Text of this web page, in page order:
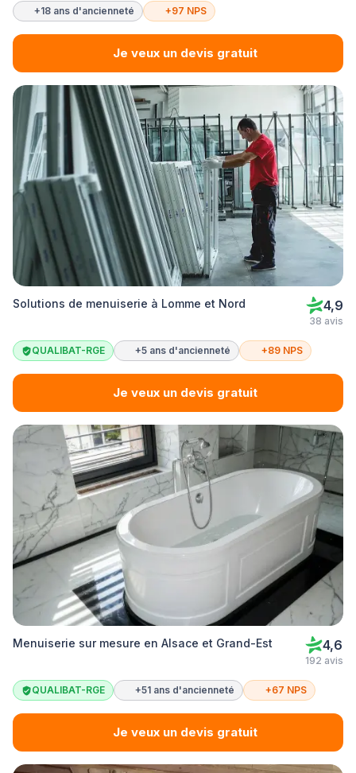
+18 ans d'ancienneté +97 NPS
Je veux un devis gratuit
Solutions de menuiserie à Lomme et Nord 4,9
38 avis
QUALIBAT-RGE +5 ans d'ancienneté +89 NPS
Je veux un devis gratuit
Menuiserie sur mesure en Alsace et Grand-Est 4,6
192 avis
QUALIBAT-RGE +51 ans d'ancienneté +67 NPS
Je veux un devis gratuit